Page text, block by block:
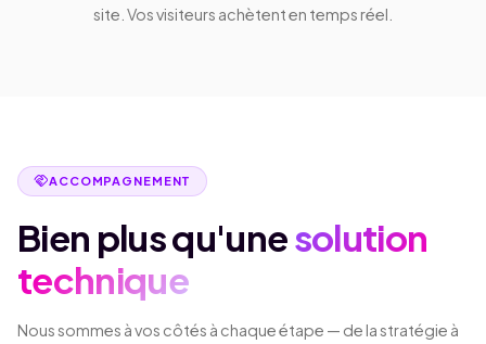
site. Vos visiteurs achètent en temps réel.
handshakeACCOMPAGNEMENT
Bien plus qu'unesolution
technique
Nous sommes à vos côtés à chaque étape — de la stratégie à